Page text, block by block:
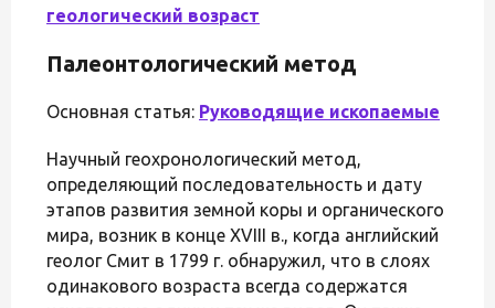
геологический возраст
Палеонтологический метод
Основная статья: Руководящие ископаемые
Научный геохронологический метод,
определяющий последовательность и дату
этапов развития земной коры и органического
мира, возник в конце XVIII в., когда английский
геолог Смит в 1799 г. обнаружил, что в слоях
одинакового возраста всегда содержатся